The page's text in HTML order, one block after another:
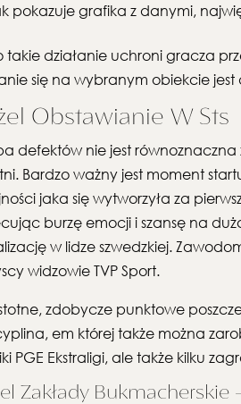
pokazuje grafika z danymi,
takie działanie uchroni gracza
się na wybranym obiekcie
Obstawianie W Sts
defektów nie jest
Bardzo ważny jest moment
jaka się wytworzyła za
burzę emocji i szansę na
w lidze szwedzkiej.
widzowie TVP Sport.
zdobycze punktowe
em której także można
PGE Ekstraligi, ale także kilku
Zakłady Bukmacherskie